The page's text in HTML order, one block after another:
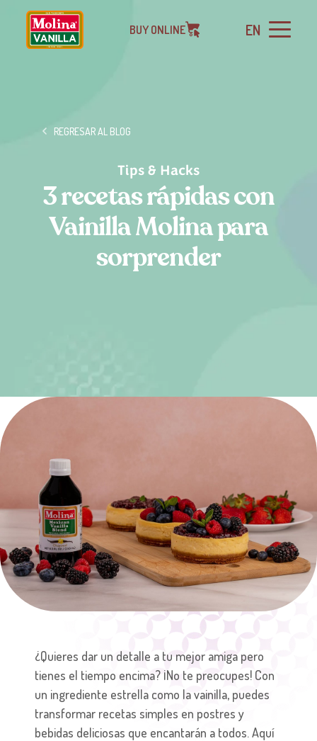
BUY ONLINE EN
REGRESAR AL BLOG
Tips & Hacks
3 recetas rápidas con
Vainilla Molina para
sorprender
¿Quieres dar un detalle a tu mejor amiga pero
tienes el tiempo encima? ¡No te preocupes! Con
un ingrediente estrella como la vainilla, puedes
transformar recetas simples en postres y
bebidas deliciosas que encantarán a todos. Aquí